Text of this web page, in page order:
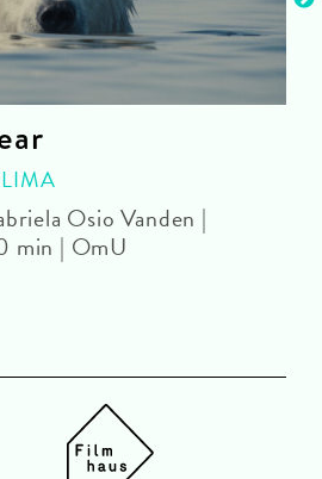
Osio Vanden |
min | OmU